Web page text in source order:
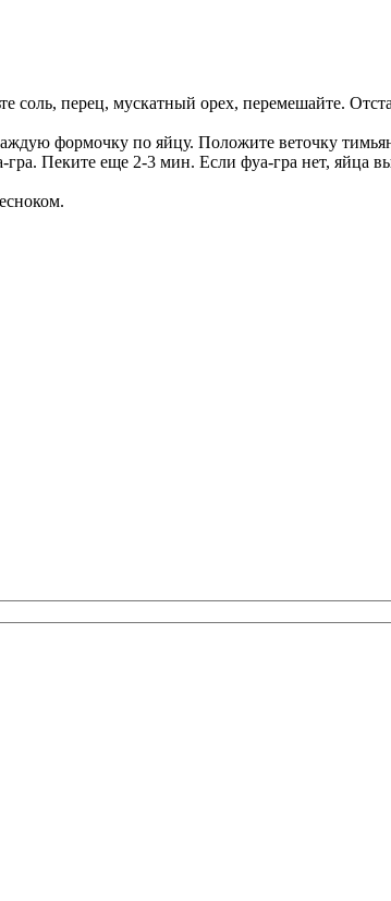
соль, перец, мускатный орех, перемешайте.
формочку по яйцу. Положите веточку
Пеките еще 2-3 мин. Если фуа-гра нет, яйца